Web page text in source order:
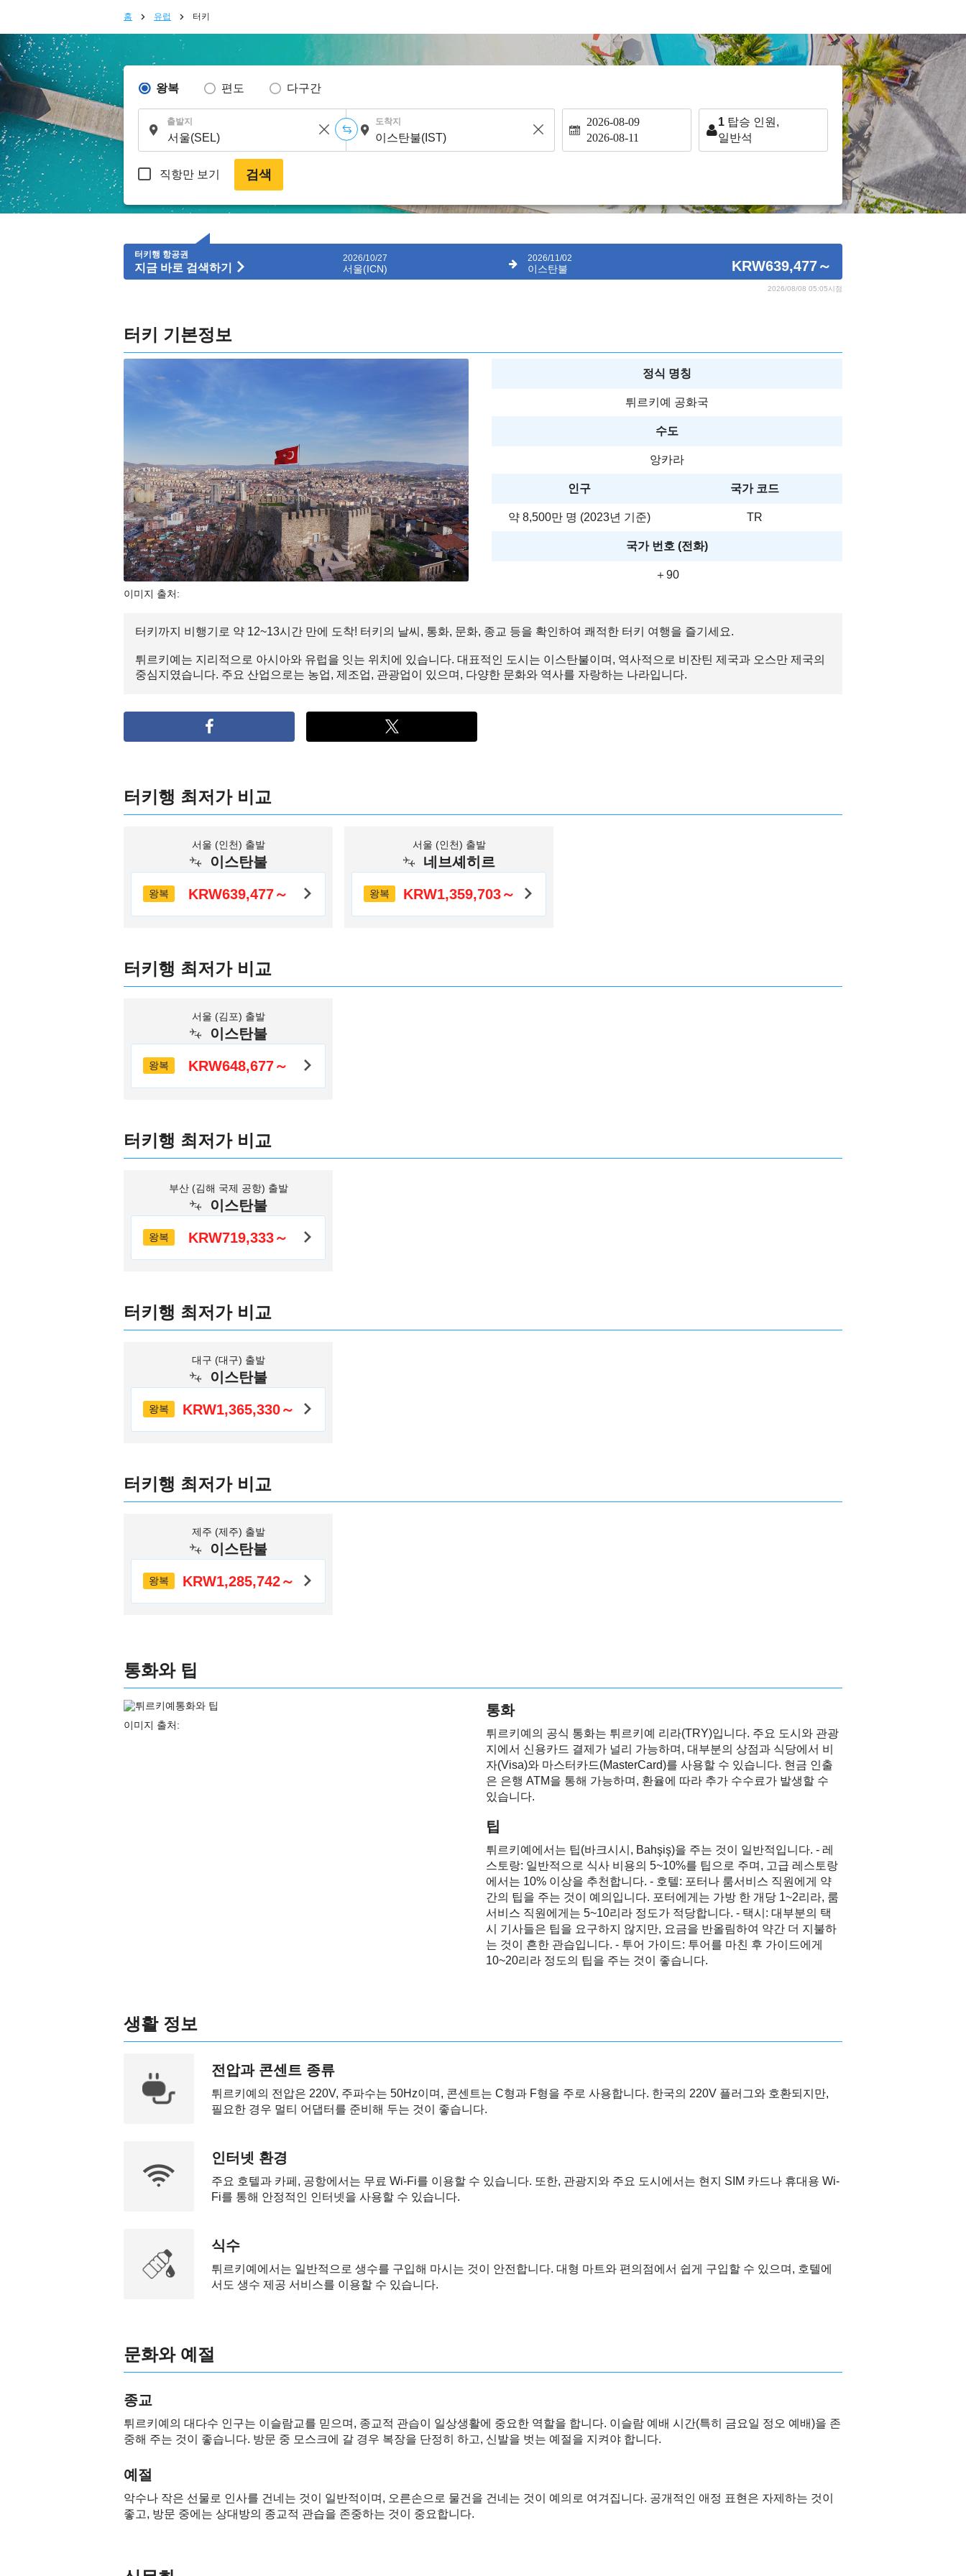
홈 유럽 터키
왕복 편도 다구간
출발지 도착지 2026-08-09
2026-08-11
1 탑승 인원,
일반석
직항만 보기 검색
터키행 항공권
지금 바로 검색하기
2026/10/27
서울(ICN)
2026/11/02
이스탄불 KRW639,477～
2026/08/08 05:05시점
터키 기본정보
이미지 출처:
정식 명칭
튀르키예 공화국
수도
앙카라
인구 국가 코드
약 8,500만 명 (2023년 기준) TR
국가 번호 (전화)
＋90
터키까지 비행기로 약 12~13시간 만에 도착! 터키의 날씨, 통화, 문화, 종교 등을 확인하여 쾌적한 터키 여행을 즐기세요.
튀르키예는 지리적으로 아시아와 유럽을 잇는 위치에 있습니다. 대표적인 도시는 이스탄불이며, 역사적으로 비잔틴 제국과 오스만 제국의
중심지였습니다. 주요 산업으로는 농업, 제조업, 관광업이 있으며, 다양한 문화와 역사를 자랑하는 나라입니다.
터키행 최저가 비교
서울 (인천) 출발
이스탄불
왕복 KRW639,477～
서울 (인천) 출발
네브셰히르
왕복 KRW1,359,703～
터키행 최저가 비교
서울 (김포) 출발
이스탄불
왕복 KRW648,677～
터키행 최저가 비교
부산 (김해 국제 공항) 출발
이스탄불
왕복 KRW719,333～
터키행 최저가 비교
대구 (대구) 출발
이스탄불
왕복 KRW1,365,330～
터키행 최저가 비교
제주 (제주) 출발
이스탄불
왕복 KRW1,285,742～
통화와 팁
이미지 출처:
통화
튀르키예의 공식 통화는 튀르키예 리라(TRY)입니다. 주요 도시와 관광
지에서 신용카드 결제가 널리 가능하며, 대부분의 상점과 식당에서 비
자(Visa)와 마스터카드(MasterCard)를 사용할 수 있습니다. 현금 인출
은 은행 ATM을 통해 가능하며, 환율에 따라 추가 수수료가 발생할 수
있습니다.
팁
튀르키예에서는 팁(바크시시, Bahşiş)을 주는 것이 일반적입니다. - 레
스토랑: 일반적으로 식사 비용의 5~10%를 팁으로 주며, 고급 레스토랑
에서는 10% 이상을 추천합니다. - 호텔: 포터나 룸서비스 직원에게 약
간의 팁을 주는 것이 예의입니다. 포터에게는 가방 한 개당 1~2리라, 룸
서비스 직원에게는 5~10리라 정도가 적당합니다. - 택시: 대부분의 택
시 기사들은 팁을 요구하지 않지만, 요금을 반올림하여 약간 더 지불하
는 것이 흔한 관습입니다. - 투어 가이드: 투어를 마친 후 가이드에게
10~20리라 정도의 팁을 주는 것이 좋습니다.
생활 정보
전압과 콘센트 종류
튀르키예의 전압은 220V, 주파수는 50Hz이며, 콘센트는 C형과 F형을 주로 사용합니다. 한국의 220V 플러그와 호환되지만,
필요한 경우 멀티 어댑터를 준비해 두는 것이 좋습니다.
인터넷 환경
주요 호텔과 카페, 공항에서는 무료 Wi-Fi를 이용할 수 있습니다. 또한, 관광지와 주요 도시에서는 현지 SIM 카드나 휴대용 Wi-
Fi를 통해 안정적인 인터넷을 사용할 수 있습니다.
식수
튀르키예에서는 일반적으로 생수를 구입해 마시는 것이 안전합니다. 대형 마트와 편의점에서 쉽게 구입할 수 있으며, 호텔에
서도 생수 제공 서비스를 이용할 수 있습니다.
문화와 예절
종교
튀르키예의 대다수 인구는 이슬람교를 믿으며, 종교적 관습이 일상생활에 중요한 역할을 합니다. 이슬람 예배 시간(특히 금요일 정오 예배)을 존
중해 주는 것이 좋습니다. 방문 중 모스크에 갈 경우 복장을 단정히 하고, 신발을 벗는 예절을 지켜야 합니다.
예절
악수나 작은 선물로 인사를 건네는 것이 일반적이며, 오른손으로 물건을 건네는 것이 예의로 여겨집니다. 공개적인 애정 표현은 자제하는 것이
좋고, 방문 중에는 상대방의 종교적 관습을 존중하는 것이 중요합니다.